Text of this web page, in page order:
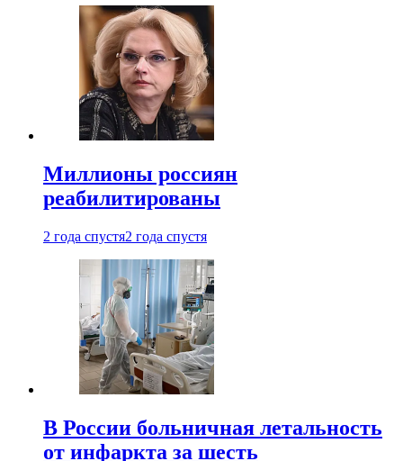
Миллионы россиян
реабилитированы
2 года спустя2 года спустя
В России больничная летальность
от инфаркта за шесть